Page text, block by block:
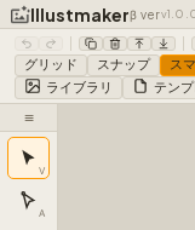
Illustmakerβ ver
グリッド
スナップ ス
ライブラリ
テン
≡
V
A